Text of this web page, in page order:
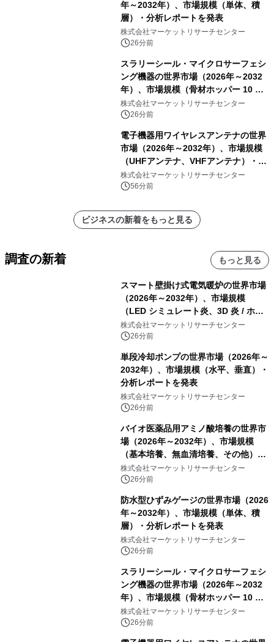
年～2032年）、市場規模（単体、積
層）・分析レポートを発表
株式会社マーケットリサーチセンター
26分前
スラリーシール・マイクロサーフェシ
ング機器の世界市場（2026年～2032
年）、市場規模（骨材ホッパー 10 m³
以下、骨材ホッパー 10 m³～12 m³、
骨材ホッパー 12 m³以上）・分析レポ
株式会社マーケットリサーチセンター
26分前
電子機器用ワイヤレスアンテナの世界
市場（2026年～2032年）、市場規模
（UHFアンテナ、VHFアンテナ）・分
析レポートを発表
株式会社マーケットリサーチセンター
56分前
ビジネスの新着をもっと見る
調査の新着 もっと見る
スマート壁掛け式電気暖炉の世界市場
（2026年～2032年）、市場規模
（LED シミュレート炎、3D 炎 / ホロ
グラフィック効果、水ミスト炎）・分
析レポートを発表
株式会社マーケットリサーチセンター
26分前
単段冷却ポンプの世界市場（2026年～
2032年）、市場規模（水平、垂直）・
分析レポートを発表
株式会社マーケットリサーチセンター
26分前
バイオ医薬品用アミノ酸培養の世界市
場（2026年～2032年）、市場規模
（基本培養、無血清培養、その他）・
分析レポートを発表
株式会社マーケットリサーチセンター
26分前
防水型ひずみゲージの世界市場（2026
年～2032年）、市場規模（単体、積
層）・分析レポートを発表
株式会社マーケットリサーチセンター
26分前
スラリーシール・マイクロサーフェシ
ング機器の世界市場（2026年～2032
年）、市場規模（骨材ホッパー 10 m³
以下、骨材ホッパー 10 m³～12 m³、
骨材ホッパー 12 m³以上）・分析レポ
株式会社マーケットリサーチセンター
26分前